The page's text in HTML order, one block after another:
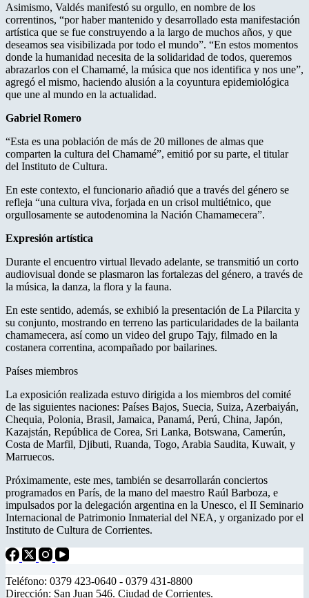
Asimismo, Valdés manifestó su orgullo, en nombre de los
correntinos, “por haber mantenido y desarrollado esta manifestación
artística que se fue construyendo a la largo de muchos años, y que
deseamos sea visibilizada por todo el mundo”. “En estos momentos
donde la humanidad necesita de la solidaridad de todos, queremos
abrazarlos con el Chamamé, la música que nos identifica y nos une”,
agregó el mismo, haciendo alusión a la coyuntura epidemiológica
que une al mundo en la actualidad.
Gabriel Romero
“Esta es una población de más de 20 millones de almas que
comparten la cultura del Chamamé”, emitió por su parte, el titular
del Instituto de Cultura.
En este contexto, el funcionario añadió que a través del género se
refleja “una cultura viva, forjada en un crisol multiétnico, que
orgullosamente se autodenomina la Nación Chamamecera”.
Expresión artística
Durante el encuentro virtual llevado adelante, se transmitió un corto
audiovisual donde se plasmaron las fortalezas del género, a través de
la música, la danza, la flora y la fauna.
En este sentido, además, se exhibió la presentación de La Pilarcita y
su conjunto, mostrando en terreno las particularidades de la bailanta
chamamecera, así como un video del grupo Tajy, filmado en la
costanera correntina, acompañado por bailarines.
Países miembros
La exposición realizada estuvo dirigida a los miembros del comité
de las siguientes naciones: Países Bajos, Suecia, Suiza, Azerbaiyán,
Chequia, Polonia, Brasil, Jamaica, Panamá, Perú, China, Japón,
Kazajstán, República de Corea, Sri Lanka, Botswana, Camerún,
Costa de Marfil, Djibuti, Ruanda, Togo, Arabia Saudita, Kuwait, y
Marruecos.
Próximamente, este mes, también se desarrollarán conciertos
programados en París, de la mano del maestro Raúl Barboza, e
impulsados por la delegación argentina en la Unesco, el II Seminario
Internacional de Patrimonio Inmaterial del NEA, y organizado por el
Instituto de Cultura de Corrientes.
Teléfono: 0379 423-0640 - 0379 431-8800
Dirección: San Juan 546. Ciudad de Corrientes.